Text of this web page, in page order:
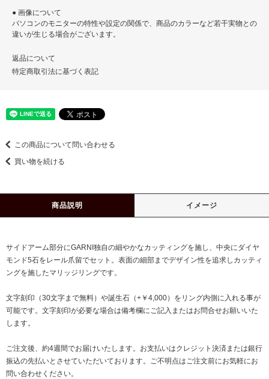
● 画像について
パソコンのモニターの特性や設定の関係で、商品のカラーなど若干実物との
違いが生じる場合がございます。
返品について
特定商取引法に基づく表記
この商品について問い合わせる
買い物を続ける
商品説明 イメージ
サイドアーム部分にGARNI独自の細やかなカッティングを施し、中央にダイヤ
モンド5石をレール爪留でセット。表面の細部までデザイン性を追求しカッティ
ングを施したマリッジリングです。
文字刻印（30文字まで無料）や誕生石（+￥4,000）をリング内側に入れる事が
可能です。文字刻印が必要な場合は備考欄にご記入またはお問合せお願いいた
します。
ご注文後、約4週間でお届けいたします。お支払いはクレジット決済または銀行
振込の先払いとさせていただいております。ご不明点はご注文前にお気軽にお
問い合わせください。